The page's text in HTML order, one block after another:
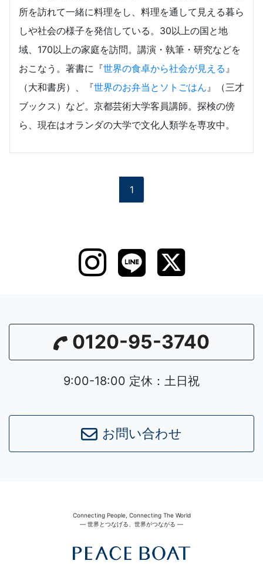
所を訪れて一緒に料理をし、料理を通して見える暮ら
しや社会の様子を発信している。30以上の国と地
域、170以上の家庭を訪問。講演・執筆・研究などを
おこなう。著書に『世界の食卓から社会が見える 』
（大和書房）、『世界のお弁当とソトごはん』（三才
ブックス）など。京都芸術大学客員講師。探検の傍
ら、現在はオランダの大学で文化人類学を専攻中。
1
0120-95-3740
9:00-18:00 定休：土日祝
お問い合わせ
Connecting People, Connecting The World
― 世界とつなげる、世界がつながる ―